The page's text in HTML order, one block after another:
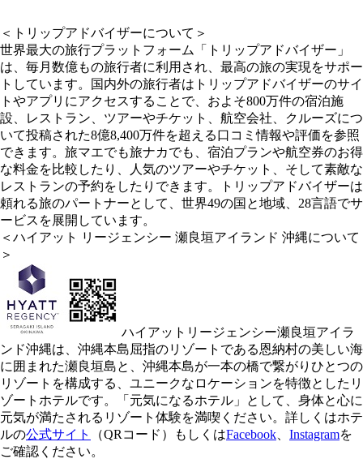
＜トリップアドバイザーについて＞
世界最大の旅行プラットフォーム「トリップアドバイザー」
は、毎月数億もの旅行者に利用され、最高の旅の実現をサポー
トしています。国内外の旅行者はトリップアドバイザーのサイ
トやアプリにアクセスすることで、およそ800万件の宿泊施
設、レストラン、ツアーやチケット、航空会社、クルーズにつ
いて投稿された8億8,400万件を超える口コミ情報や評価を参照
できます。旅マエでも旅ナカでも、宿泊プランや航空券のお得
な料金を比較したり、人気のツアーやチケット、そして素敵な
レストランの予約をしたりできます。トリップアドバイザーは
頼れる旅のパートナーとして、世界49の国と地域、28言語でサ
ービスを展開しています。
＜ハイアット リージェンシー 瀬良垣アイランド 沖縄について
＞
ハイアットリージェンシー瀬良垣アイラ
ンド沖縄は、沖縄本島屈指のリゾートである恩納村の美しい海
に囲まれた瀬良垣島と、沖縄本島が一本の橋で繋がりひとつの
リゾートを構成する、ユニークなロケーションを特徴としたリ
ゾートホテルです。「元気になるホテル」として、身体と心に
元気が満たされるリゾート体験を満喫ください。詳しくはホテ
ルの公式サイト （QRコード）もしくはFacebook Instagramを
ご確認ください。